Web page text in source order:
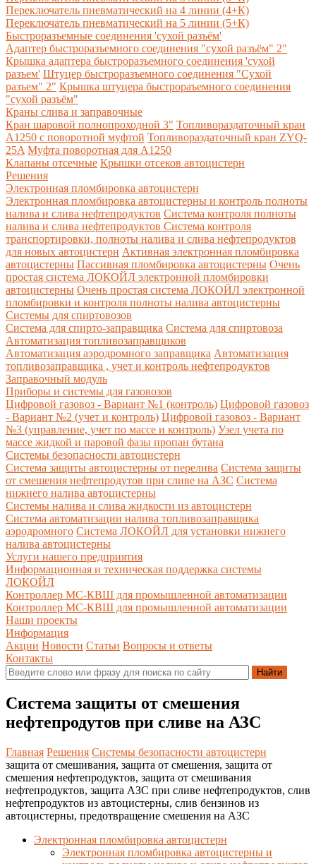
Переключатель пневматический на 4 линии (4+К)
Переключатель пневматический на 5 линии (5+К)
Быстроразъемные соединения 'сухой разъём'
Адаптер быстроразъемного соединения "сухой разъём" 2"
Крышка адаптера быстроразъемного соединения 'сухой
разъем' Штуцер быстроразъемного соединения "Сухой
разъем" 2" Крышка штуцера быстрораъемного соединения
"сухой разъём"
Краны слива и заправочные
Кран шаровой полнопроходной 3" Топливораздаточный кран
A1250 с поворотной муфтой Топливораздаточный кран ZYQ-
25A Муфта поворотная для А1250
Клапаны отсечные Крышки отсеков автоцистерн
Решения
Электронная пломбировка автоцистерн
Электронная пломбировка автоцистерны и контроль полноты
налива и слива нефтепродуктов Система контроля полноты
налива и слива нефтепродуктов Система контроля
транспортировки, полноты налива и слива нефтепродуктов
для новых автоцистерн Активная электронная пломбировка
автоцистерны Пассивная пломбировка автоцистерны Очень
простая система ЛОКОЙЛ электронной пломбировки
автоцистерны Очень простая система ЛОКОЙЛ электронной
пломбировки и контроля полноты налива автоцистерны
Системы для спиртовозов
Система для спирто-заправщика Система для спиртовоза
Автоматизация топливозаправщиков
Автоматизация аэродромного заправщика Автоматизация
топливозаправщика , учет и контроль нефтепродуктов
Заправочный модуль
Приборы и системы для газовозов
Цифровой газовоз - Вариант №1 (контроль) Цифровой газовоз
- Вариант №2 (учет и контроль) Цифровой газовоз - Вариант
№3 (управление, учет по массе и контроль) Узел учета по
массе жидкой и паровой фазы пропан бутана
Системы безопасности автоцистерн
Система защиты автоцистерны от перелива Система защиты
от смешения нефтепродутов при сливе на АЗС Система
нижнего налива автоцистерны
Системы налива и слива жидкости из автоцистерн
Система автоматизации налива топливозаправщика
аэродромного Система ЛОКОЙЛ для установки нижнего
налива автоцистерны
Услуги нашего предприятия
Информационная и техническая поддержка системы
ЛОКОЙЛ
Контроллер МС-КВШ для промышленной автоматизации
Контроллер МС-КВШ для промышленной автоматизации
Наши проекты
Информация
Акции Новости Статьи Вопросы и ответы
Контакты
Система защиты от смешения
нефтепродутов при сливе на АЗС
Главная Решения Системы безопасности автоцистерн
защита от смешивания, защита от смешения, защита от
смешения нефтепродуктов, защита от смешивания
нефтепродуктов, защита АЗС при сливе нефтепродуктов, слив
нефтепродуктов из автоцистерны, слив бензинов из
автоцистерны, предотвращение смешения на АЗС
Электронная пломбировка автоцистерн
Электронная пломбировка автоцистерны и